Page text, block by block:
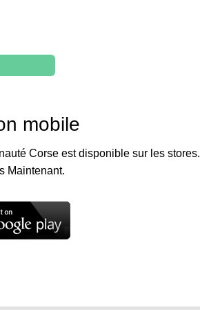
mobile
Corse est disponible sur les stores.
Maintenant.